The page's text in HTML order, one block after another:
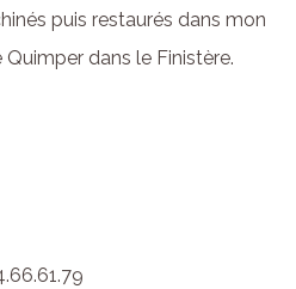
puis restaurés dans mon
dans le Finistère.